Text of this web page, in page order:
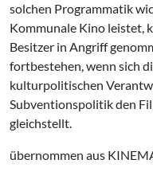
solchen Programmatik
Kommunale Kino leistet,
Besitzer in Angriff
fortbestehen, wenn sich
kulturpolitischen
Subventionspolitik den
gleichstellt.
übernommen aus